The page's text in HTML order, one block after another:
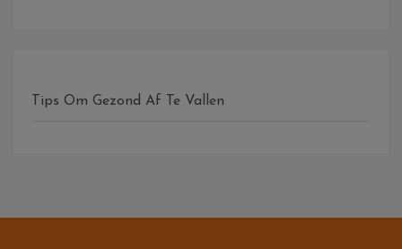
Tips Om Gezond Af Te Vallen